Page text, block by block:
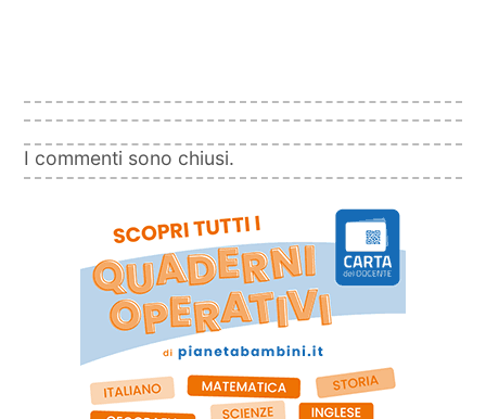
I commenti sono chiusi.